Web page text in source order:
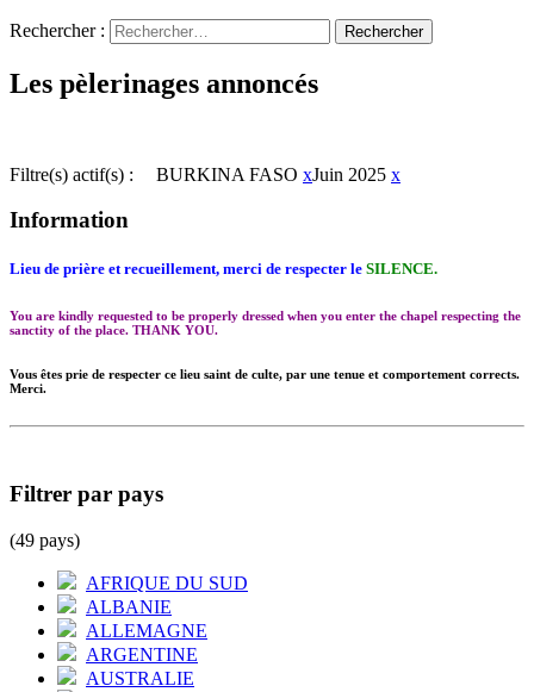
Rechercher :
Les pèlerinages annoncés
Filtre(s) actif(s) : BURKINA FASO xJuin 2025 x
Information
Lieu de prière et recueillement, merci de respecter le SILENCE.
You are kindly requested to be properly dressed when you enter the chapel respecting the
sanctity of the place. THANK YOU.
Vous êtes prie de respecter ce lieu saint de culte, par une tenue et comportement corrects.
Merci.
Filtrer par pays
(49 pays)
AFRIQUE DU SUD
ALBANIE
ALLEMAGNE
ARGENTINE
AUSTRALIE